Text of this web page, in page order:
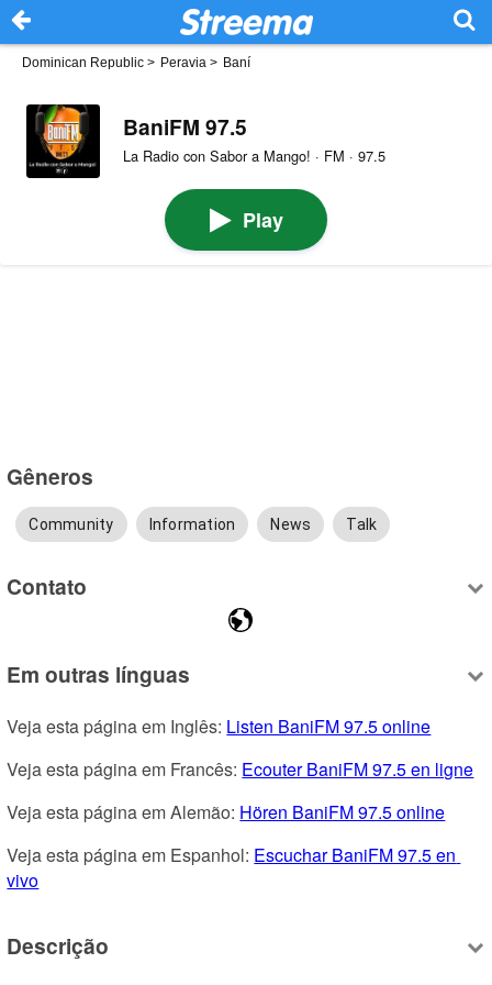
Dominican Republic > Peravia > Baní
BaniFM 97.5
La Radio con Sabor a Mango! · FM · 97.5
Play
Gêneros
Community Information News Talk
Contato
Em outras línguas
Veja esta página em Inglês: Listen BaniFM 97.5 online
Veja esta página em Francês: Ecouter BaniFM 97.5 en ligne
Veja esta página em Alemão: Hören BaniFM 97.5 online
Veja esta página em Espanhol: Escuchar BaniFM 97.5 en
vivo
Descrição